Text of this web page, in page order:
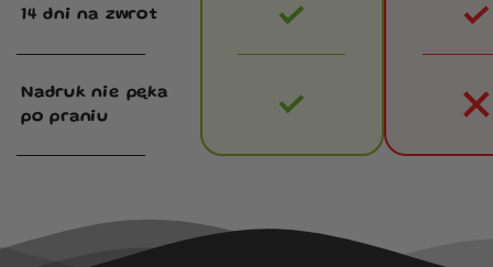
14 dni na zwrot
Nadruk nie pęka
po praniu